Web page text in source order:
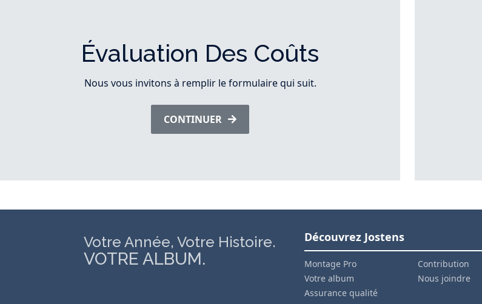
Évaluation Des Coûts
Nous vous invitons à remplir le formulaire qui suit.
CONTINUER
Votre Année, Votre Histoire.
VOTRE ALBUM.
Découvrez Jostens
Montage Pro
Votre album
Assurance qualité
Contribution
Nous joindre